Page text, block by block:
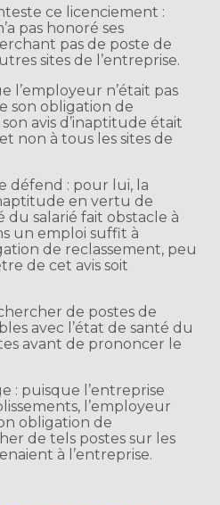
ce licenciement :
pas honoré ses
pas de poste de
sites de l’entreprise.
l’employeur n’était pas
son obligation de
avis d’inaptitude était
non à tous les sites de
défend : pour lui, la
en vertu de
du salarié fait obstacle à
un emploi suffit à
de reclassement, peu
de cet avis soit
de postes de
avec l’état de santé du
avant de prononcer le
: puisque l’entreprise
l’employeur
obligation de
de tels postes sur les
à l’entreprise.